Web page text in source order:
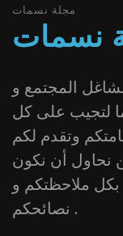
مجلة نسمات
نسمات
المجتمع و
لتجيب على كل
وتقدم لكم
نحاول أن نكون
بكل ملاحظتكم و
نصائحكم .